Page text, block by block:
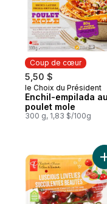
Coup de cœur
5,50 $
Coup de cœur
le Choix du Président
Enchil-empilada au
poulet mole
300 g, 1,83 $/100g